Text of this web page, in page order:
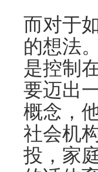
而对于
的想法
是控制
要迈出
概念，
社会机
投，家